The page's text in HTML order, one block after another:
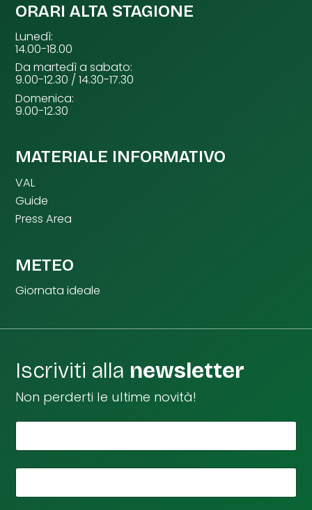
ORARI ALTA STAGIONE
Lunedì:
14.00-18.00
Da martedì a sabato:
9.00-12.30 / 14.30-17.30
Domenica:
9.00-12.30
MATERIALE INFORMATIVO
VAL
Guide
Press Area
METEO
Giornata ideale
Iscriviti alla newsletter
Non perderti le ultime novità!
o
m
*